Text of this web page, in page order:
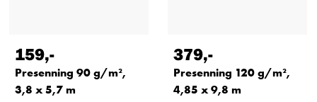
159,-
Presenning 90 g/m²,
3,8 x 5,7 m
379,-
Presenning 120 g/m²,
4,85 x 9,8 m